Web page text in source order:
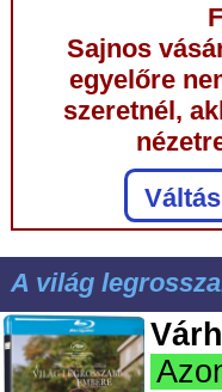
Sajnos
egyelőre
szeretnél,
A világ